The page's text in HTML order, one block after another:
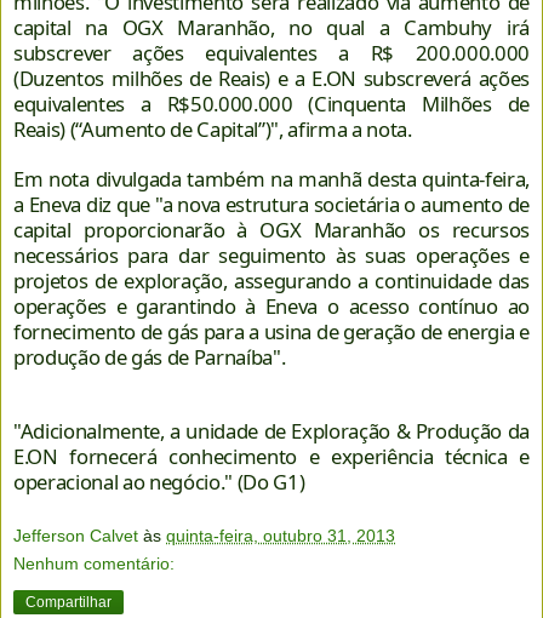
capital na OGX Maranhão, no qual a Cambuhy irá
subscrever ações equivalentes a R$ 200.000.000
(Duzentos milhões de Reais) e a E.ON subscreverá ações
equivalentes a R$50.000.000 (Cinquenta Milhões de
Reais) (“Aumento de Capital”)", afirma a nota.
Em nota divulgada também na manhã desta quinta-feira,
a Eneva diz que "a nova estrutura societária o aumento de
capital proporcionarão à OGX Maranhão os recursos
necessários para dar seguimento às suas operações e
projetos de exploração, assegurando a continuidade das
operações e garantindo à Eneva o acesso contínuo ao
fornecimento de gás para a usina de geração de energia e
produção de gás de Parnaíba".
"Adicionalmente, a unidade de Exploração & Produção da
E.ON fornecerá conhecimento e experiência técnica e
operacional ao negócio." (Do G1)
Jefferson Calvet às quinta-feira, outubro 31, 2013
Nenhum comentário:
Compartilhar